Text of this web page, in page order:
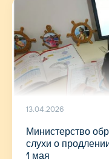
13.04.2026
Министерство
слухи о
1 мая